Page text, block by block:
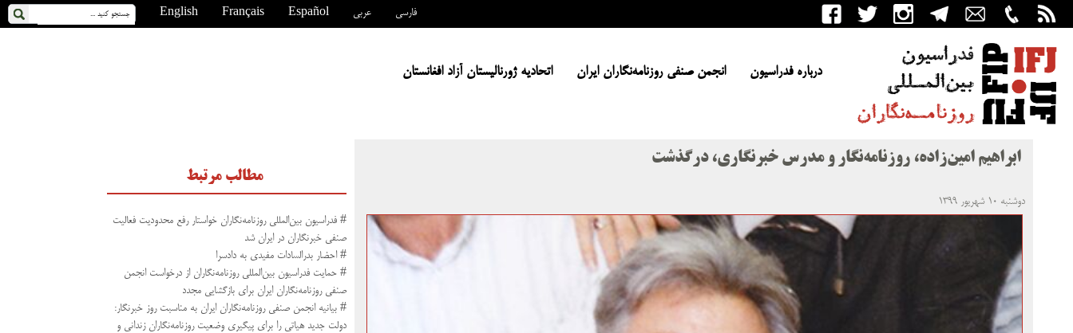
English Français Español عربی فارسی
درباره فدراسیون انجمن صنفی روزنامه‌نگاران ایران اتحادیه ژورنالیستان آزاد افغانستان
ابراهیم امین‌زاده، روزنامه‌نگار و مدرس خبرنگاری، درگذشت
دوشنبه ۱۰ شهریور ۱۳۹۹
مطالب مرتبط
# فدراسیون بین‌المللی روزنامه‌نگاران خواستار رفع محدودیت فعالیت
صنفی خبرنگاران در ایران شد
# احضار بدرالسادات مفیدی به دادسرا
# حمایت فدراسیون بین‌المللی روزنامه‌نگاران از درخواست انجمن‌
صنفی روزنامه‌نگاران ایران برای بازگشایی مجدد
# بیانیه انجمن صنفی روزنامه‌نگاران ایران به مناسبت روز خبرنگار:
دولت جدید هیاتى را براى پیگیرى وضعیت روزنامه‌نگاران زندانى و